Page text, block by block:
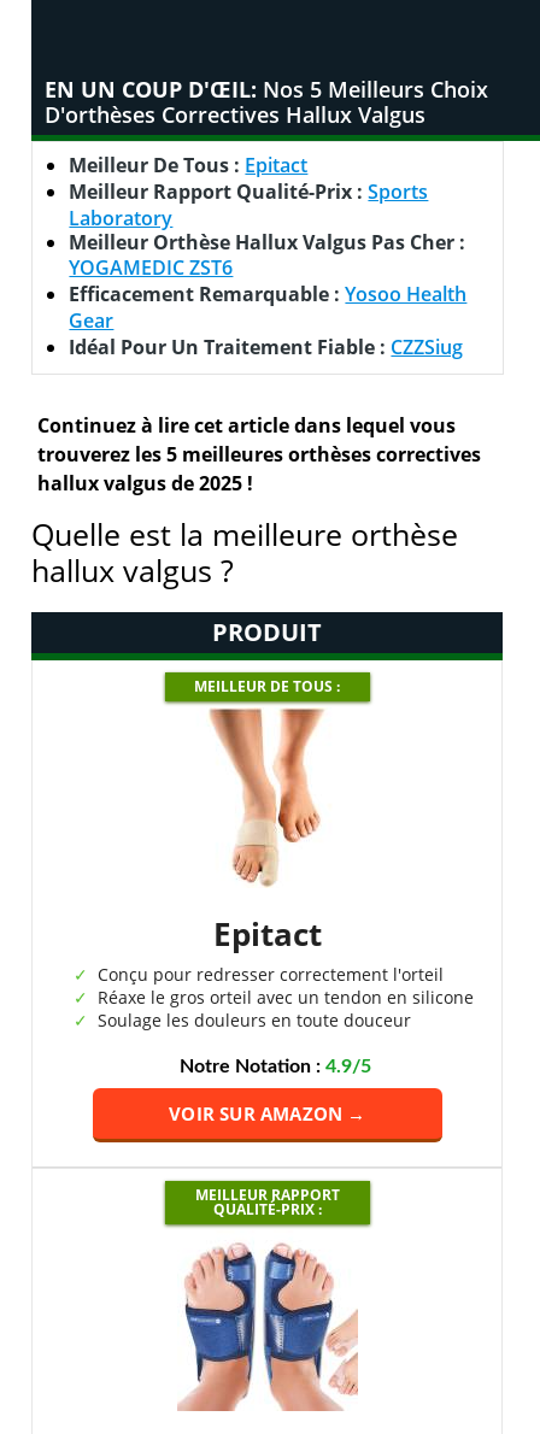
EN UN COUP D'ŒIL: Nos 5 Meilleurs Choix
D'orthèses Correctives Hallux Valgus
Meilleur De Tous : Epitact
Meilleur Rapport Qualité-Prix :Sports
Laboratory
Meilleur Orthèse Hallux Valgus Pas Cher :
YOGAMEDIC ZST6
Efficacement Remarquable :Yosoo Health
Gear
Idéal Pour Un Traitement Fiable : CZZSiug
Continuez à lire cet article dans lequel vous
trouverez les 5 meilleures orthèses correctives
hallux valgus de 2025 !
Quelle est la meilleure orthèse
hallux valgus ?
PRODUIT
MEILLEUR DE TOUS :
Epitact
Conçu pour redresser correctement l'orteil
Réaxe le gros orteil avec un tendon en silicone
Soulage les douleurs en toute douceur
Notre Notation :4.9/5
VOIR SUR AMAZON →
MEILLEUR RAPPORT
QUALITÉ-PRIX :